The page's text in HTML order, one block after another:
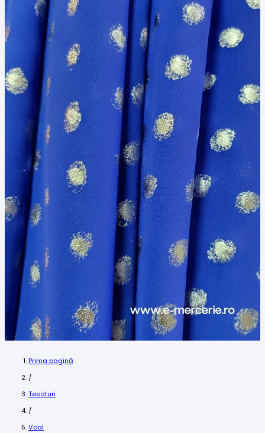
Prima pagină
/
Tesaturi
/
Voal